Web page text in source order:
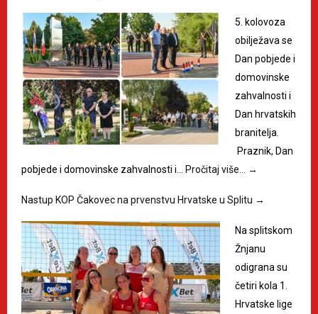
5. kolovoza
obilježava se
Dan pobjede i
domovinske
zahvalnosti i
Dan hrvatskih
branitelja.
Praznik, Dan
pobjede i domovinske zahvalnosti i…
Pročitaj više… →
Nastup KOP Čakovec na prvenstvu Hrvatske u Splitu →
Na splitskom
Žnjanu
odigrana su
četiri kola 1.
Hrvatske lige